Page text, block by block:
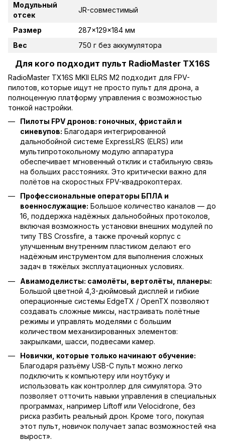
Модульный
отсек
JR-совместимый
Размер
287x129x184 мм
Вес
750 г без аккумулятора
Для кого подходит пульт RadioMaster TX16S
RadioMaster TX16S MKII ELRS М2 подходит для FPV-
пилотов, которые ищут не просто пульт для дрона, а
полноценную платформу управления с возможностью
тонкой настройки.
Пилоты FPV дронов: гоночных, фристайл и
синевупов: Благодаря интегрированной
дальнобойной системе ExpressLRS (ELRS) или
мультипротокольному модулю аппаратура
обеспечивает мгновенный отклик и стабильную связь
на больших расстояниях. Это критически важно для
полётов на скоростных FPV-квадрокоптерах.
Профессиональные операторы БПЛА и
военнослужащие: Большое количество каналов — до
16, поддержка надёжных дальнобойных протоколов,
включая возможность установки внешних модулей по
типу TBS Crossfire, а также прочный корпус с
улучшенным внутренним пластиком делают его
надёжным инструментом для выполнения сложных
задач в тяжёлых эксплуатационных условиях.
Авиамоделисты: самолёты, вертолёты, планеры:
Большой цветной 4,3-дюймовый дисплей и гибкие
операционные системы EdgeTX / OpenTX позволяют
создавать сложные миксы, настраивать полётные
режимы и управлять моделями с большим
количеством механизированных элементов:
закрылками, шасси, подвесами камер.
Новички, которые только начинают обучение:
Благодаря разъёму USB-C пульт можно легко
подключить к компьютеру или ноутбуку и
использовать как контроллер для симулятора. Это
позволяет отточить навыки управления в специальных
программах, например Liftoff или Velocidrone, без
риска разбить реальный дрон. Кроме того, покупая
этот пульт, новичок получает запас возможностей «на
вырост».